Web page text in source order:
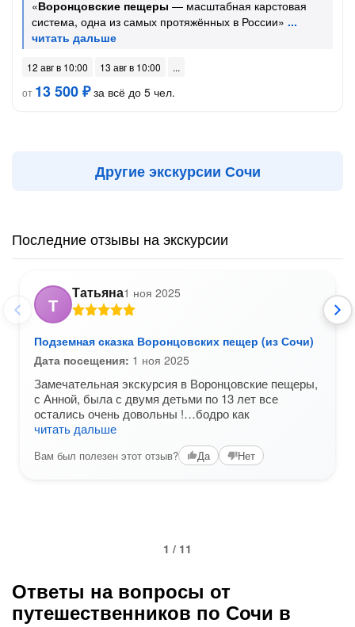
«Воронцовские пещеры — масштабная карстовая
система, одна из самых протяжённых в России»
12 авг в 10:00
13 авг в 10:00
от 13 500 ₽за всё до 5 чел.
Другие экскурсии Сочи
Последние отзывы на экскурсии
Т
Татьяна1 ноя 2025
Подземная сказка Воронцовских пещер (из Сочи)
Дата посещения: 1 ноя 2025
Замечательная экскурсия в Воронцовские пещеры,
с Анной, была с двумя детьми по 13 лет все
остались очень довольны !…бодро как
читать дальше
Вам был полезен этот отзыв? Да Нет
1 / 11
Ответы на вопросы от
путешественников по Сочи в